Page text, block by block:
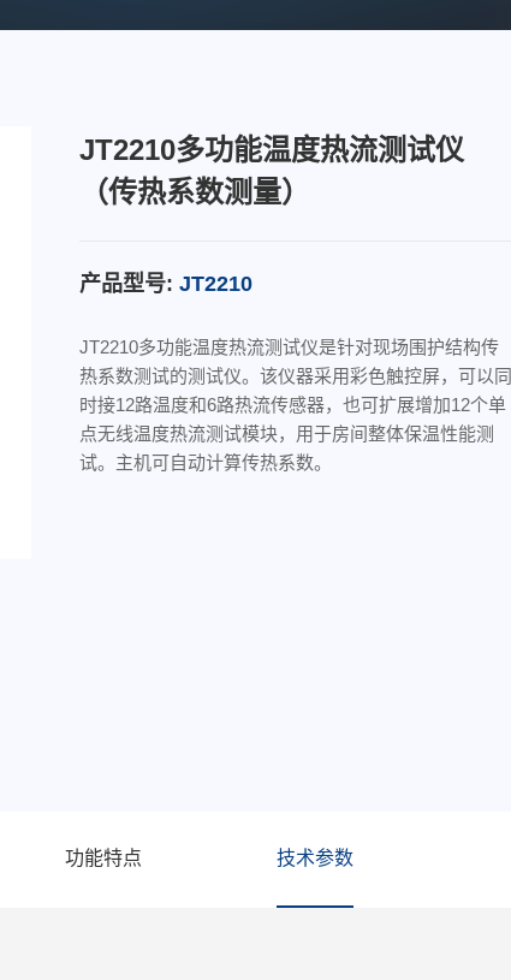
JT2210多功能温度热流测试仪
（传热系数测量）
产品型号: JT2210
JT2210多功能温度热流测试仪是针对现场围护结构传
热系数测试的测试仪。该仪器采用彩色触控屏，可以同
时接12路温度和6路热流传感器，也可扩展增加12个单
点无线温度热流测试模块，用于房间整体保温性能测
试。主机可自动计算传热系数。
功能特点 技术参数